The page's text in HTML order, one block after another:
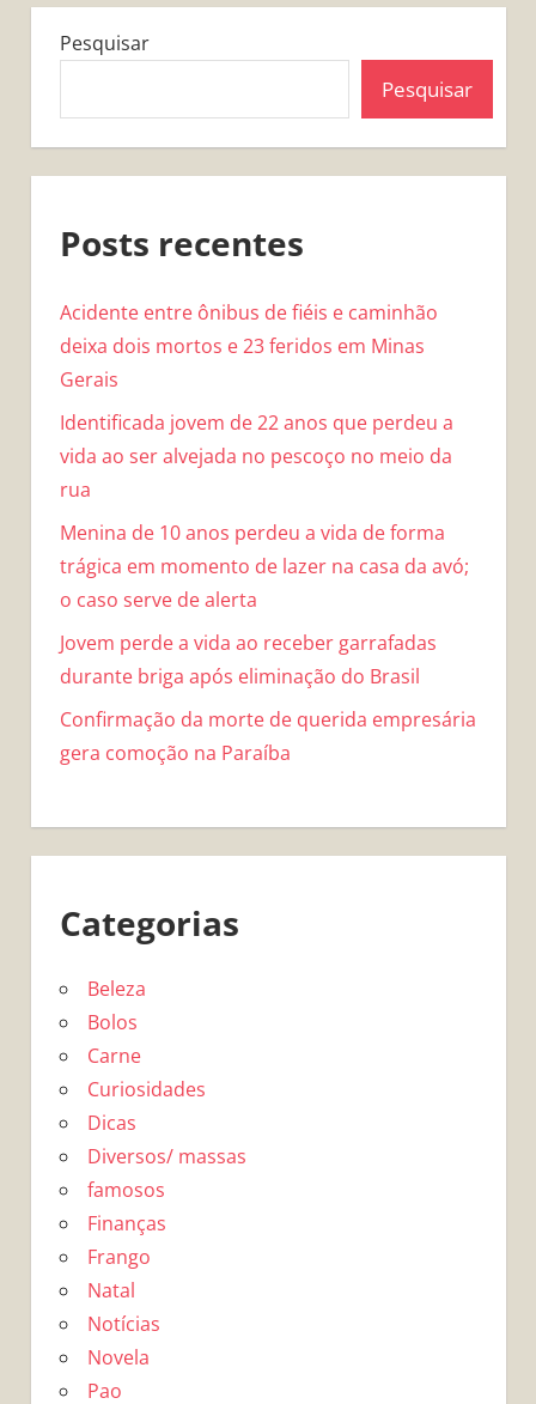
Pesquisar
Pesquisar
Posts recentes
Acidente entre ônibus de fiéis e caminhão
deixa dois mortos e 23 feridos em Minas
Gerais
Identificada jovem de 22 anos que perdeu a
vida ao ser alvejada no pescoço no meio da
rua
Menina de 10 anos perdeu a vida de forma
trágica em momento de lazer na casa da avó;
o caso serve de alerta
Jovem perde a vida ao receber garrafadas
durante briga após eliminação do Brasil
Confirmação da morte de querida empresária
gera comoção na Paraíba
Categorias
Beleza
Bolos
Carne
Curiosidades
Dicas
Diversos/ massas
famosos
Finanças
Frango
Natal
Notícias
Novela
Pao